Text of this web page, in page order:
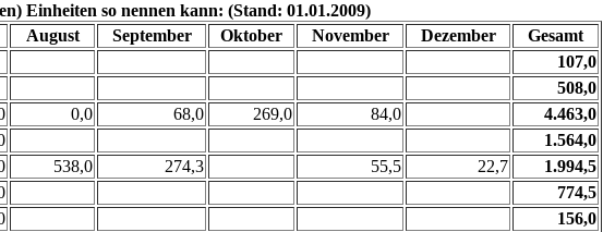
Einheiten so nennen kann: (Stand: 01.01.2009)
August September Oktober November Dezember
Gesamt
107,0
508,0
0,0 68,0 269,0 84,0
4.463,0
1.564,0
538,0 274,3 55,5 22,7
1.994,5
774,5
156,0